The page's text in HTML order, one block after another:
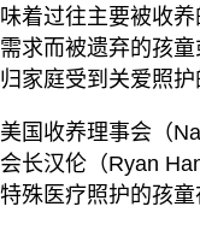
味着过往主要被收
需求而被遗弃的孩
归家庭受到关爱照护
美国收养理事会（
会长汉伦（Ryan
特殊医疗照护的孩童